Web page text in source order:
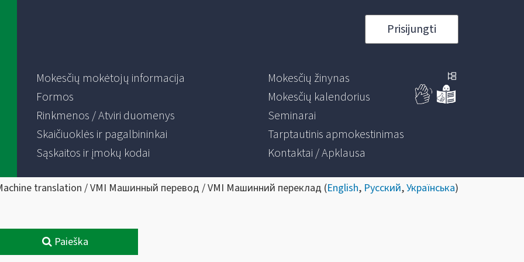
Prisijungti
Mokesčių mokėtojų informacija
Formos
Rinkmenos / Atviri duomenys
Skaičiuoklės ir pagalbininkai
Sąskaitos ir įmokų kodai
Mokesčių žinynas
Mokesčių kalendorius
Seminarai
Tarptautinis apmokestinimas
Kontaktai / Apklausa
translation / VMI Машинный перевод / VMI Машинний переклад (English, Русский,Українська)
Paieška